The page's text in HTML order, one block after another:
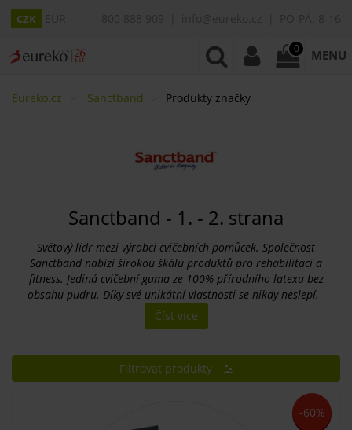
CZK
0 MENU
Eureko.cz Sanctband Produkty značky
Sanctband - 1. - 2. strana
Světový lídr mezi výrobci cvičebních pomůcek. Společnost
Sanctband nabízí širokou škálu produktů pro rehabilitaci a
fitness. Jediná cvičební guma ze 100% přírodního latexu bez
obsahu pudru. Díky své unikátní vlastnosti se nikdy neslepí.
Číst více
Filtrovat produkty
-60%